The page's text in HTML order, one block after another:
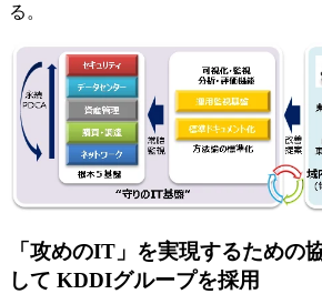
る。
「攻めのIT」を実現するための
して KDDIグループを採用